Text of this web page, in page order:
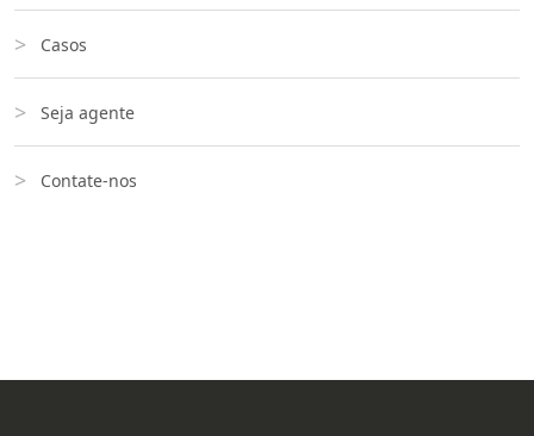
Casos
Seja agente
Contate-nos